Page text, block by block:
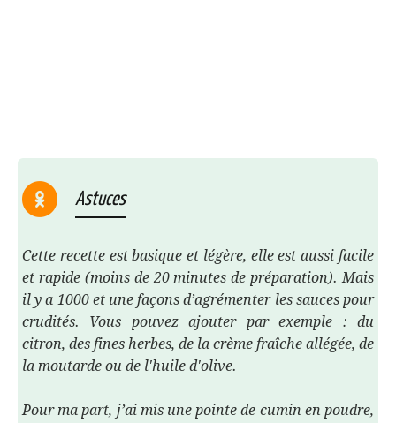
Astuces
Cette recette est basique et légère, elle est aussi facile
et rapide (moins de 20 minutes de préparation). Mais
il y a 1000 et une façons d’agrémenter les sauces pour
crudités. Vous pouvez ajouter par exemple : du
citron, des fines herbes, de la crème fraîche allégée, de
la moutarde ou de l'huile d'olive.
Pour ma part, j’ai mis une pointe de cumin en poudre,